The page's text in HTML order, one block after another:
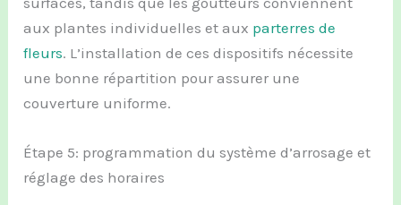
aux plantes individuelles et aux parterres de
fleurs. L’installation de ces dispositifs nécessite
une bonne répartition pour assurer une
couverture uniforme.
Étape 5: programmation du système d’arrosage et
réglage des horaires